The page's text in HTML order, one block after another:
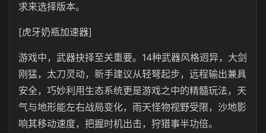
求来选择版本。
[虎牙奶瓶加速器]
游戏中，武器抉择至关重要。14种武器风格迥异，大剑
刚猛，太刀灵动，新手建议从轻弩起步，远程输出兼具
安全，巧妙利用生态系统更是游戏之中的精髓玩法，天
气与地形能左右战局变化，雨天怪物视野受限，沙地影
响其移动速度，把握时机出击，狩猎事半功倍。